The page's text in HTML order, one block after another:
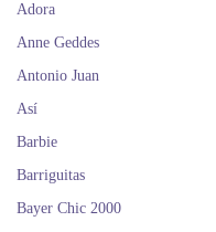
Adora
Anne Geddes
Antonio Juan
Así
Barbie
Barriguitas
Bayer Chic 2000